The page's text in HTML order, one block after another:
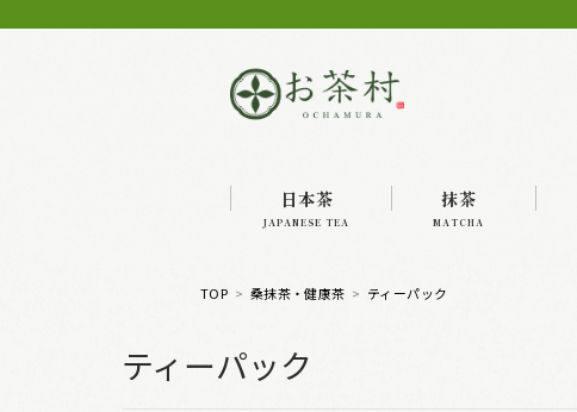
日本茶
JAPANESE TEA
抹茶
MATCHA
TOP 桑抹茶・健康茶 ティーパック
ティーパック